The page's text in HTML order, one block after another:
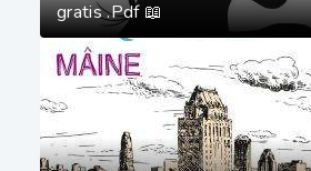
gratis .Pdf 📖